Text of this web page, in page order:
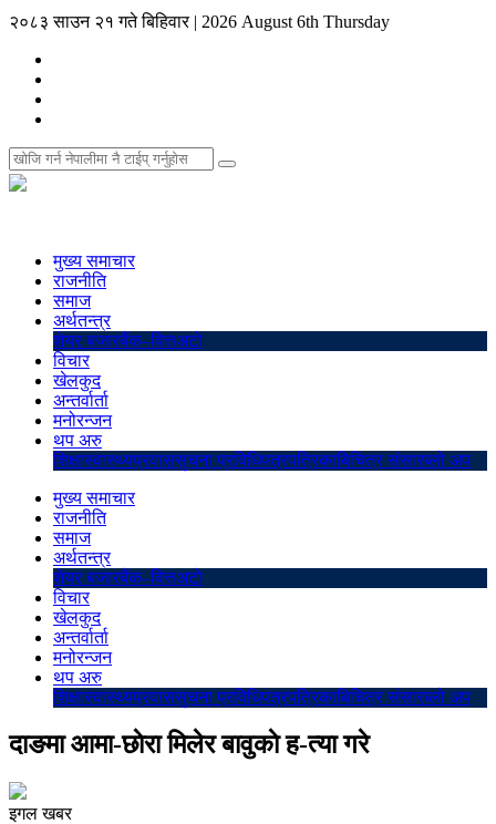
२०८३ साउन २१ गते बिहिवार | 2026 August 6th Thursday
मुख्य समाचार
राजनीति
समाज
अर्थतन्त्र
शेयर बजारबैंक–वित्तअटो
विचार
खेलकुद
अन्तर्वार्ता
मनोरन्जन
थप अरु
शिक्षास्वास्थ्यप्रवाससुचना प्रविधिपत्रपत्रिकाबिचित्र संसारब्लो अप
मुख्य समाचार
राजनीति
समाज
अर्थतन्त्र
शेयर बजारबैंक–वित्तअटो
विचार
खेलकुद
अन्तर्वार्ता
मनोरन्जन
थप अरु
शिक्षास्वास्थ्यप्रवाससुचना प्रविधिपत्रपत्रिकाबिचित्र संसारब्लो अप
दाङमा आमा-छाेरा मिलेर बावुकाे ह-त्या गरे
इगल खबर